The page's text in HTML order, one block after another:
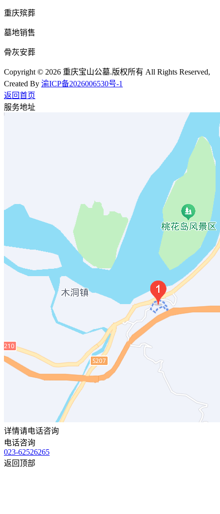
重庆殡葬
墓地销售
骨灰安葬
Copyright © 2026 重庆宝山公墓.版权所有 All Rights Reserved,
Created By 渝ICP备2026006530号-1
返回首页
服务地址
详情请电话咨询
电话咨询
023-62526265
返回顶部